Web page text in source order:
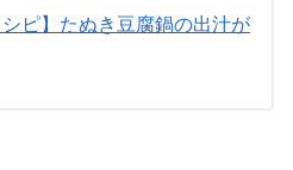
シピ】たぬき豆腐鍋の出汁が